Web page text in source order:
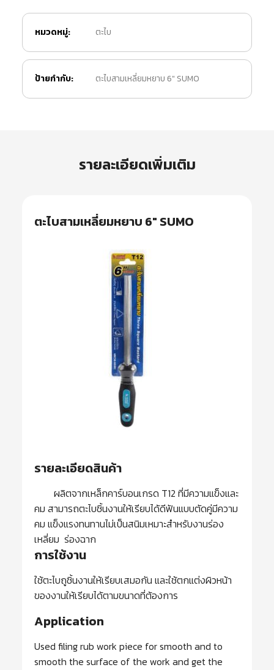
หมวดหมู่: ตะไบ
ป้ายกำกับ: ตะไบสามเหลี่ยมหยาบ 6" SUMO
รายละเอียดเพิ่มเติม
ตะไบสามเหลี่ยมหยาบ 6″ SUMO
รายละเอียดสินค้า
ผลิตจากเหล็กคาร์บอนเกรด T12 ที่มีความแข็งและ
คม สามารถตะไบชิ้นงานให้เรียบได้ดีฟันแบบตัดคู่มีความ
คม แข็งแรงทนทานไม่เป็นสนิมเหมาะสำหรับงานร่อง
เหลี่ยม ร่องฉาก
การใช้งาน
ใช้ตะไบถูชิ้นงานให้เรียบเสมอกัน และใช้ตกแต่งผิวหน้า
ของงานให้เรียบได้ตามขนาดที่ต้องการ
Application
Used filing rub work piece for smooth and to
smooth the surface of the work and get the